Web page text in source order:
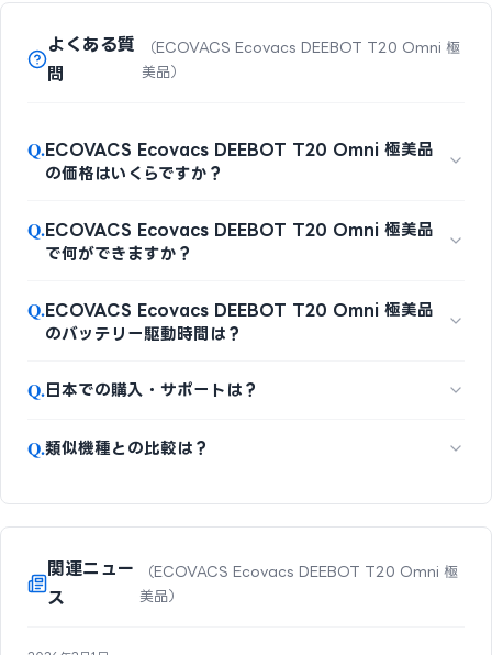
よくある質
問
（ECOVACS Ecovacs DEEBOT T20 Omni 極
美品）
Q.ECOVACS Ecovacs DEEBOT T20 Omni 極美品
の価格はいくらですか？
Q.ECOVACS Ecovacs DEEBOT T20 Omni 極美品
で何ができますか？
Q.ECOVACS Ecovacs DEEBOT T20 Omni 極美品
のバッテリー駆動時間は？
Q.日本での購入・サポートは？
Q.類似機種との比較は？
関連ニュー
ス
（ECOVACS Ecovacs DEEBOT T20 Omni 極
美品）